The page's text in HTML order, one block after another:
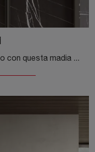
Arreda un living pratico e dinamico con questa madia Glass 01 di Orme: scopri le più originali Madie in melaminico.